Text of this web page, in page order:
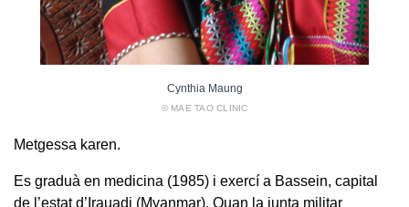
Cynthia Maung
© MAE TAO CLINIC
Metgessa karen.
Es graduà en medicina (1985) i exercí a Bassein, capital
de l’estat d’Irauadi (Myanmar). Quan la junta militar